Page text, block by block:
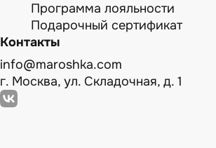
Программа лояльности
Подарочный сертификат
Контакты
info@maroshka.com
г. Москва, ул. Складочная, д. 1